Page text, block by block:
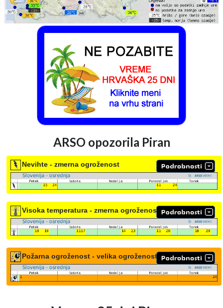
ARSO opozorila Piran
Nevihte - zmerna ogroženost
Visoka temperatura - zmerna ogroženost
Požarna ogroženost - velika ogroženost